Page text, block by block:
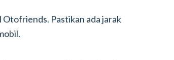
Pastikan ada jarak